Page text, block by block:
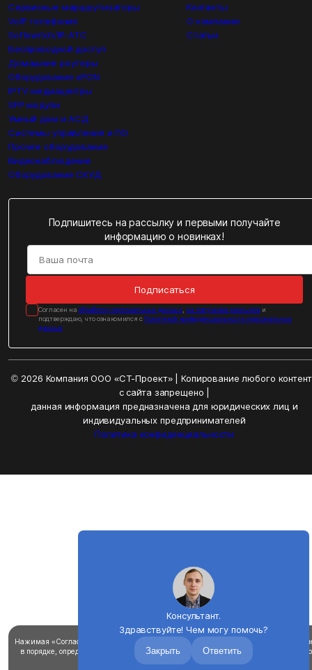
Нажимая «Согласен», вы соглашаетесь на использование файлов cookie для
в порядке, определенном в
политике использования файлов «cookie».
Вы можете
cookie в настройках браузера
Сервисные маршрутизаторы
VoIP телефония
Softswitch/IP-ATC
Беспроводной доступ
Домашние роутеры
Оборудование xPON
IPTV медиацентры
SFP модули
Умный дом и АСД
Системы управления и ПО
Прочее оборудование
Видеонаблюдение
Оборудование СКУД
Контакты
О компании
Статьи
Подпишитесь на рассылку и первыми получайте
информацию о новинках!
Подписаться
Cогласен на обработку персональных данных, на получение рассылоки
подтверждаю, что ознакомился с Политикой конфиденциальности персональных
данных
© 2026 Компания ООО «СТ-Проект» | Копирование любого
с сайта запрещено |
данная информация предназначена для юридических лиц и
индивидуальных предпринимателей
Политика конфиденциальности
Консультант.
Здравствуйте! Чем могу помочь?
Закрыть Ответить